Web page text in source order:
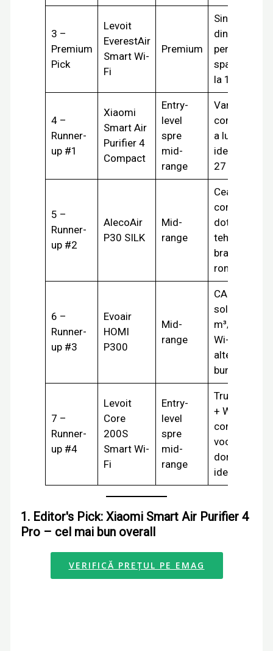
3 –
Premium
Pick
Levoit
EverestAir
Smart Wi-
Fi
Premium
Singurul
din listă
pentru
spații până
la 100 m²
4 –
Runner-
up #1
Xiaomi
Smart Air
Purifier 4
Compact
Entry-
level
spre
mid-
range
Varianta
compactă
a lui 4 Pro,
ideal 16-
27 m²
5 –
Runner-
up #2
AlecoAir
P30 SILK
Mid-
range
Cea mai
completă
dotare
tehnică,
brand
românesc
6 –
Runner-
up #3
Evoair
HOMI
P300
Mid-
range
CADR
solid 300
m³/h cu
Wi-Fi,
alternativă
bună
7 –
Runner-
up #4
Levoit
Core
200S
Smart Wi-
Fi
Entry-
level
spre
mid-
range
True HEPA
+ Wi-Fi +
control
vocal,
dormitor
ideal
1. Editor's Pick: Xiaomi Smart Air Purifier 4
Pro – cel mai bun overall
VERIFICĂ PREȚUL PE EMAG